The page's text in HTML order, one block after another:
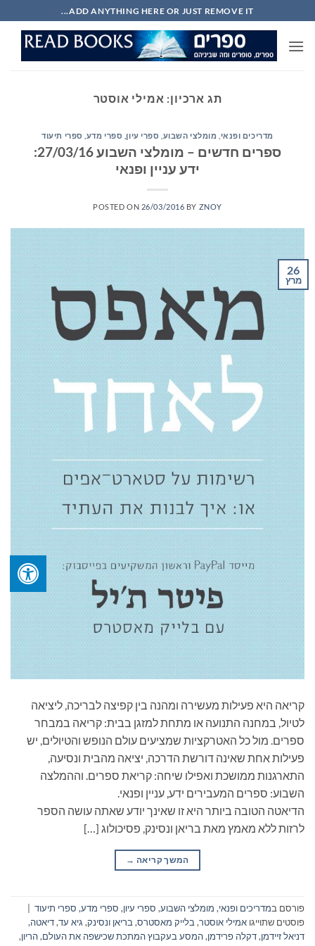
to
content
ADD ANYTHING HERE OR JUST REMOVE IT...
תג ארכיון: אמילי אוסטר
מדריכים ופנאי מומלצי השבוע ספרי עיון, ספרי מדע, ספרי תיעוד
ספרים חדשים – מומלצי השבוע 27/03/16:
ידע עניין ופנאי
POSTED ON 26/03/2016 BY ZNOY
26
מרץ
קריאה היא פעילות מעשירה ומהנה בין קפיצה לבריכה, ליציאה
לטיול, במחנה התנועה או מתחת למזגן בבית: קריאה במבחר
ספרים. מול כל האטרקציות שמציעים עולם הנופש והטיולים, יש
פעילות אחת שאינה דורשת הדרכה, יציאה מהבית ונסיעה,
התארגנות ממושכת ואפילו שיחה: קריאת ספרים. וההמלצה
השבוע: ספרים המעבירים ידע, עניין ופנאי.
הדיאטה הטובה ביותר היא זו שאינך יודע שאתה עושה הספר
לרזות ללא מאמץ מאת בריאן ונסינק, פסיכולוג […]
המשך קריאה →
פורסם במדריכים ופנאי, מומלצי השבוע, ספרי עיון, ספרי מדע, ספרי תיעוד
פוסטים שתוייגו אמילי אוסטר, בלייק מאסטרס, בריאן ונסינק, גיא עד,דיאטה,
דניאל זיידמן,דקלה פרידמן,המסע בעקבוץ המתכת שכישפה את העולם,הריון,